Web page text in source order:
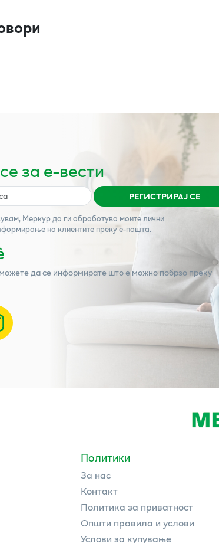
за е-вести
РЕГИСТРИРАЈ СЕ
Меркурда ги обработува моите лични
на клиентите преку е-пошта.
да се информирате што е можно побрзо преку
Политики
За нас
Контакт
Политика за приватност
Општи правила и услови
Услови за купување